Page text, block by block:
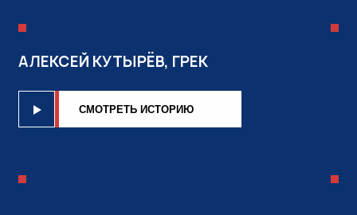
АЛЕКСЕЙ КУТЫРЁВ, ГРЕК
CМОТРЕТЬ ИСТОРИЮ